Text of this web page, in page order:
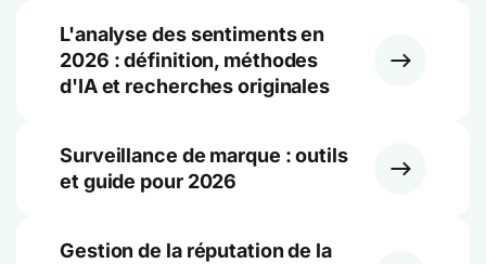
L'analyse des sentiments en
2026 : définition, méthodes
d'IA et recherches originales
Surveillance de marque : outils
et guide pour 2026
Gestion de la réputation de la